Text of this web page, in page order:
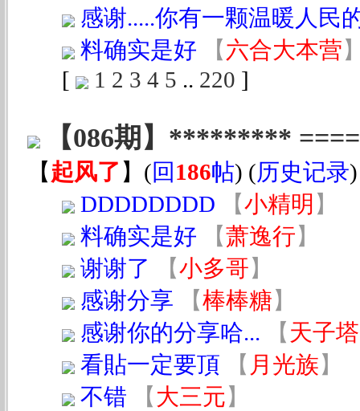
感谢.....你有一颗温暖人民
料确实是好
【六合大本营
[
1 2 3 4 5 .. 220 ]
【086期】*********
【起风了 】 (回 186帖) (历史记录
DDDDDDDD
【小精明 】
料确实是好
【萧逸行】
谢谢了
【小多哥】
感谢分享
【棒棒糖】
感谢你的分享哈...
【 天子塔
看貼一定要頂
【 月光族】
不错
【 大三元】